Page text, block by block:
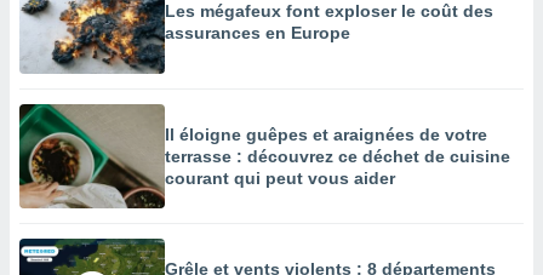
Les mégafeux font exploser le coût des
assurances en Europe
Il éloigne guêpes et araignées de votre
terrasse : découvrez ce déchet de cuisine
courant qui peut vous aider
Grêle et vents violents : 8 départements